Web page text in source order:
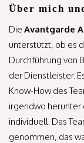
Über mich
Die Avantgarde
unterstützt, ob es
Durchführung von
der Dienstleister.
Know-How des
irgendwo herunter
individuell. Das
genommen, das